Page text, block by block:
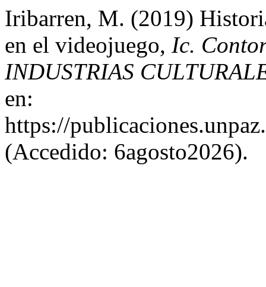
Iribarren, M. (2019)
en el videojuego, Ic.
INDUSTRIAS
en:
https://
(Accedido: 6agosto2026).